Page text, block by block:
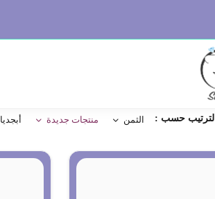
الترتيب حسب : الثمن منتجات جديدة أبجديا